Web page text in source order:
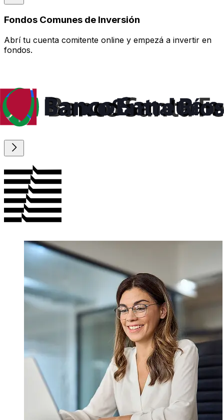
Fondos Comunes de Inversión
Abrí tu cuenta comitente online y empezá a invertir en
fondos.